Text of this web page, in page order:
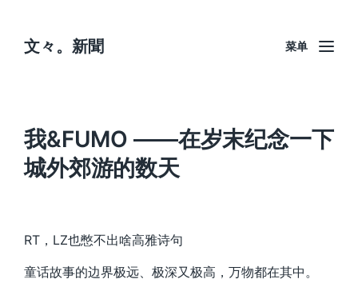
文々。新聞 菜单
我&FUMO ——在岁末纪念一下
城外郊游的数天
RT，LZ也憋不出啥高雅诗句
童话故事的边界极远、极深又极高，万物都在其中。